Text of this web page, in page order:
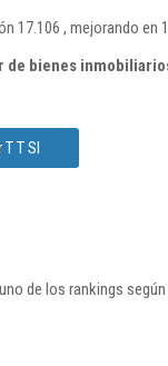
17.106 , mejorando en
de bienes
T Sl
de los rankings